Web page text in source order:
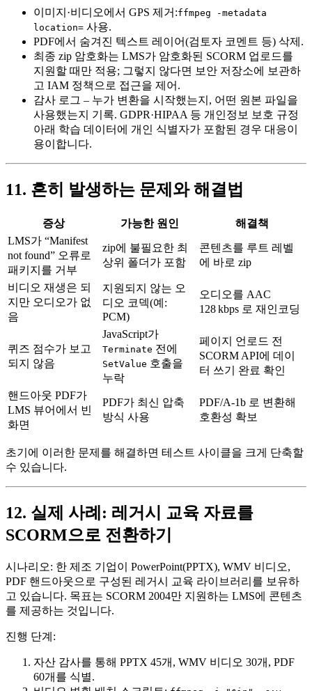
이미지·비디오에서 GPS 제거 :ffmpeg -metadata
location= 사용.
PDF에서 숨겨진 텍스트 레이어(검토자 코멘트 등) 삭제.
최종 zip 암호화는 LMS가 암호화된 SCORM 업로드를
지원할 때만 적용; 그렇지 않다면 보안 저장소에 보관하
고 IAM 정책으로 접근을 제어.
감사 로그 – 누가 변환을 시작했는지, 어떤 원본 파일을
사용했는지 기록. GDPR·HIPAA 등 개인정보 보호 규정
아래 학습 데이터에 개인 식별자가 포함된 경우 대응이
용이합니다.
11. 흔히 발생하는 문제와 해결법
증상 가능한 원인
해결책
LMS가 “Manifest
not found” 오류로
패키지를 거부
zip에 불필요한 최
상위 폴더가 포함
콘텐츠를 루트 레벨
에 바로 zip
비디오 재생은 되
지만 오디오가 없
음
지원되지 않는 오
디오 코덱(예:
PCM)
오디오를 AAC
128 kbps 로 재인코딩
퀴즈 점수가 보고
되지 않음
JavaScript가
Terminate 전에
SetValue 호출을
누락
페이지 언로드 전
SCORM API에 데이
터 쓰기 완료 확인
핸드아웃 PDF가
LMS 뷰어에서 빈
화면
PDF가 최신 압축
방식 사용
PDF/A‑1b 로 변환해
호환성 확보
초기에 이러한 문제를 해결하면 테스트 사이클을 크게 단축할
수 있습니다.
12. 실제 사례: 레거시 교육 자료를
SCORM으로 전환하기
시나리오: 한 제조 기업이 PowerPoint(PPTX), WMV 비디오,
PDF 핸드아웃으로 구성된 레거시 교육 라이브러리를 보유하
고 있습니다. 목표는 SCORM 2004만 지원하는 LMS에 콘텐츠
를 제공하는 것입니다.
진행 단계:
자산 감사를 통해 PPTX 45개, WMV 비디오 30개, PDF
60개를 식별.